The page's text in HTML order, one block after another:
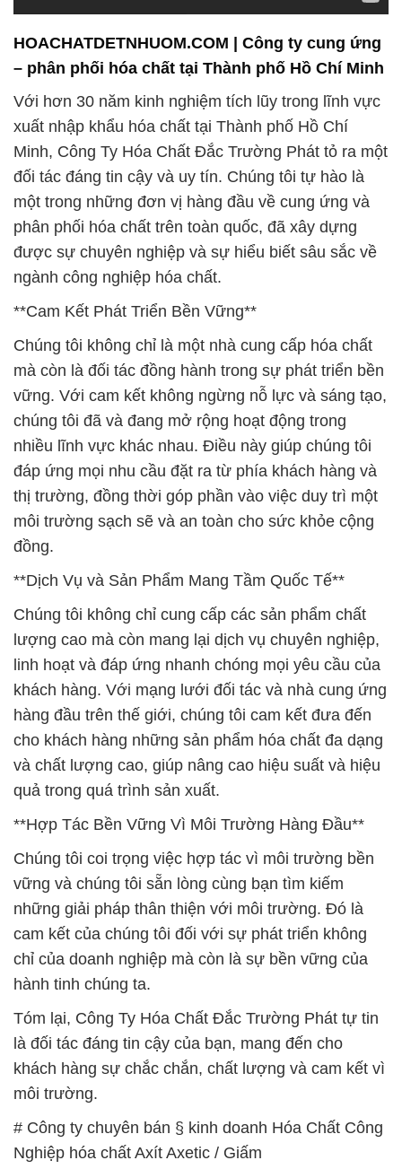
được sự chuyên nghiệp và sự hiểu biết sâu sắc về
ngành công nghiệp hóa chất.
**Cam Kết Phát Triển Bền Vững**
Chúng tôi không chỉ là một nhà cung cấp hóa chất
mà còn là đối tác đồng hành trong sự phát triển bền
vững. Với cam kết không ngừng nỗ lực và sáng tạo,
chúng tôi đã và đang mở rộng hoạt động trong
nhiều lĩnh vực khác nhau. Điều này giúp chúng tôi
đáp ứng mọi nhu cầu đặt ra từ phía khách hàng và
thị trường, đồng thời góp phần vào việc duy trì một
môi trường sạch sẽ và an toàn cho sức khỏe cộng
**Dịch Vụ và Sản Phẩm Mang Tầm Quốc Tế**
Chúng tôi không chỉ cung cấp các sản phẩm chất
lượng cao mà còn mang lại dịch vụ chuyên nghiệp,
linh hoạt và đáp ứng nhanh chóng mọi yêu cầu của
khách hàng. Với mạng lưới đối tác và nhà cung ứng
hàng đầu trên thế giới, chúng tôi cam kết đưa đến
cho khách hàng những sản phẩm hóa chất đa dạng
và chất lượng cao, giúp nâng cao hiệu suất và hiệu
quả trong quá trình sản xuất.
**Hợp Tác Bền Vững Vì Môi Trường Hàng Đầu**
Chúng tôi coi trọng việc hợp tác vì môi trường bền
vững và chúng tôi sẵn lòng cùng bạn tìm kiếm
những giải pháp thân thiện với môi trường. Đó là
cam kết của chúng tôi đối với sự phát triển không
chỉ của doanh nghiệp mà còn là sự bền vững của
hành tinh chúng ta.
Tóm lại, Công Ty Hóa Chất Đắc Trường Phát tự tin
là đối tác đáng tin cậy của bạn, mang đến cho
khách hàng sự chắc chắn, chất lượng và cam kết vì
môi trường.
# Công ty chuyên bán § kinh doanh Hóa Chất Công
Nghiệp hóa chất Axít Axetic / Giấm
# Bán Ω thương mại Hóa Chất Công Nghiệp hóa
chất Axít Axetic / Giấm
# Công ty chuyên phân phối ⌠ cung ứng Hóa Chất
Công Nghiệp hóa chất Axít Axetic / Giấm
# Đơn vị chuyên cung ứng ← phân phối Hóa Chất
Công Nghiệp hóa chất Axít Axetic / Giấm
# Đơn vị thương mại ⌠ cung cấp Hóa Chất Công
Nghiệp hóa chất Axít Axetic / Giấm
# Đơn vị phân phối ∞ thương mại Hóa Chất Công